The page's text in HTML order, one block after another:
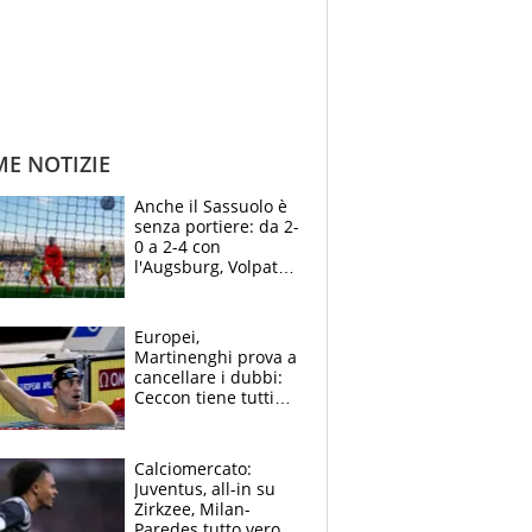
NOTIZIE
Anche il Sassuolo è
senza portiere: da 2-
0 a 2-4 con
l'Augsburg, Volpato
Europei,
Martinenghi prova a
cancellare i dubbi:
Ceccon tiene tutti
Curtis
Calciomercato:
Juventus, all-in su
Zirkzee, Milan-